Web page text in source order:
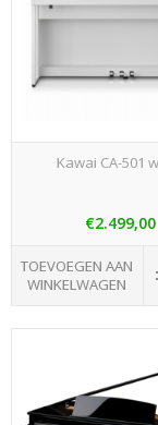
Kawai CA-501
€2.499,00
TOEVOEGEN AAN
WINKELWAGEN